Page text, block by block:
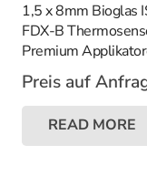
1,5 x 8mm Bioglas
FDX-B
Premium
Preis auf
READ MORE